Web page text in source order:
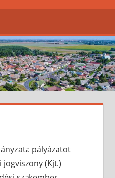
pályázatot
(Kjt.)